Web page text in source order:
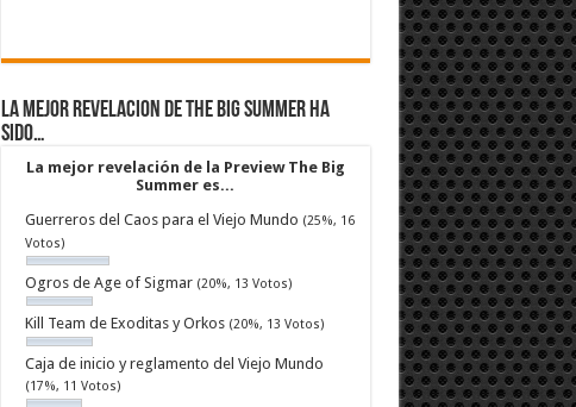
La mejor revelacion de The Big Summer ha
sido…
La mejor revelación de la Preview The Big
Summer es...
Guerreros del Caos para el Viejo Mundo (25%, 16
Votos)
Ogros de Age of Sigmar (20%, 13 Votos)
Kill Team de Exoditas y Orkos (20%, 13 Votos)
Caja de inicio y reglamento del Viejo Mundo
(17%, 11 Votos)